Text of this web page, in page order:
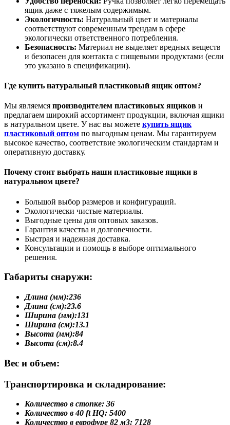
ящик даже с тяжелым содержимым.
Экологичность: Натуральный цвет и материалы
соответствуют современным трендам в сфере
экологически ответственного потребления.
Безопасность: Материал не выделяет вредных веществ
и безопасен для контакта с пищевыми продуктами (если
это указано в спецификации).
Где купить натуральный пластиковый ящик оптом?
Мы являемся производителем пластиковых ящиков и
предлагаем широкий ассортимент продукции, включая ящики
в натуральном цвете. У нас вы можете купить ящик
пластиковый оптом по выгодным ценам. Мы гарантируем
высокое качество, соответствие экологическим стандартам и
оперативную доставку.
Почему стоит выбрать наши пластиковые ящики в
натуральном цвете?
Большой выбор размеров и конфигураций.
Экологически чистые материалы.
Выгодные цены для оптовых заказов.
Гарантия качества и долговечности.
Быстрая и надежная доставка.
Консультации и помощь в выборе оптимального
решения.
Габариты снаружи:
Длина (мм):236
Длина (см):23.6
Ширина (мм):131
Ширина (см):13.1
Высота (мм):84
Высота (см):8.4
Вес и объем:
Транспортировка и складирование:
Количество в стопке: 36
Количество в 40 ft HQ: 5400
Количество в еврофуре 82 м3: 7128